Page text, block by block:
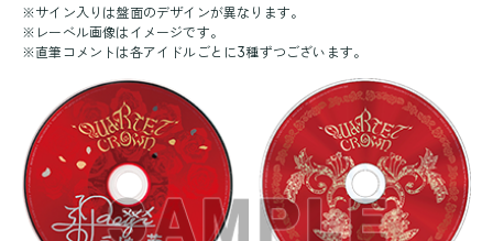
※サイン入りは盤面のデザインが異なります。
※ レーベル画像はイメージです。
※直筆コメントは各アイドルごとに3種ずつございます。